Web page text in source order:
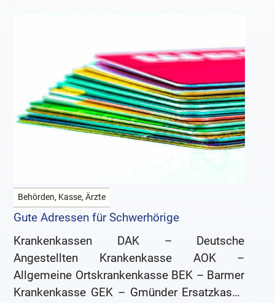
Behörden, Kasse, Ärzte
Gute Adressen für Schwerhörige
Krankenkassen DAK – Deutsche
Angestellten Krankenkasse AOK –
Allgemeine Ortskrankenkasse BEK – Barmer
Krankenkasse GEK – Gmünder Ersatzkasse